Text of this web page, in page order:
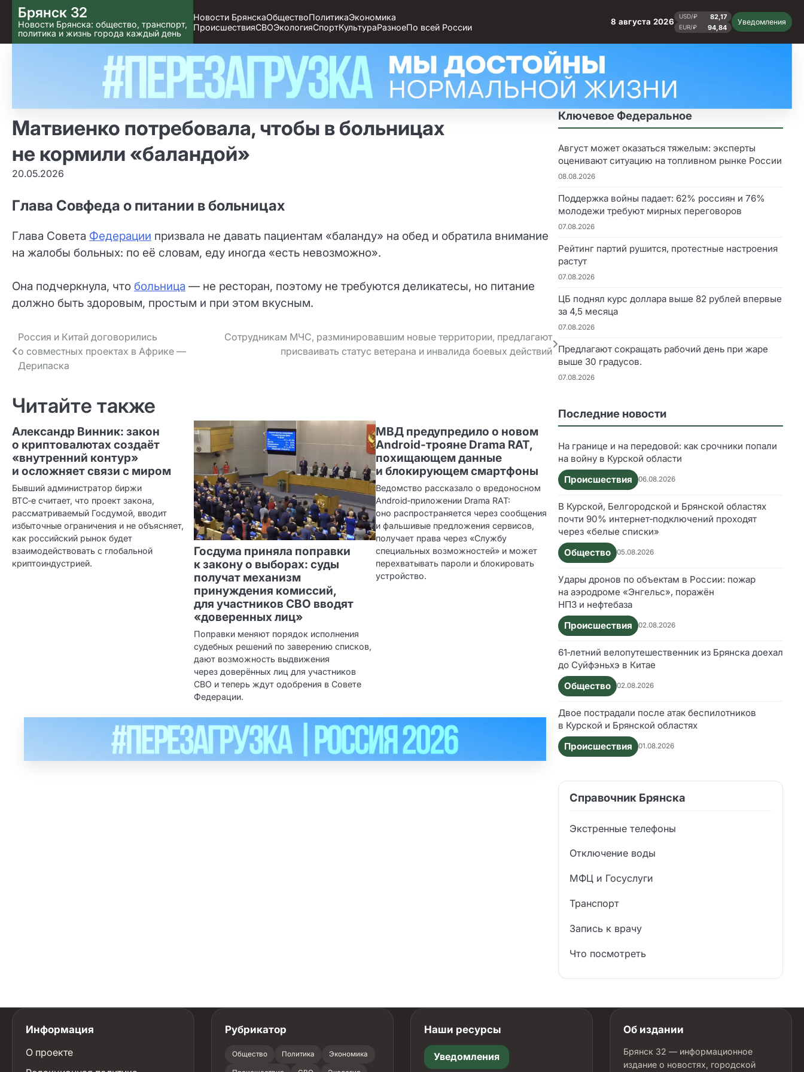
Skip
to content
Брянск 32
Новости Брянска: общество, транспорт,
политика и жизнь города каждый день
Новости БрянскаОбществоПолитикаЭкономика
ПроисшествияСВОЭкологияСпортКультураРазноеПо всей России
8 августа 2026
USD/₽ 82,17
EUR/₽ 94,84
Уведомления
Матвиенко потребовала, чтобы в больницах
не кормили «баландой»
20.05.2026
Глава Совфеда о питании в больницах
Глава Совета Федерации призвала не давать пациентам «баланду» на обед и обратила внимание
на жалобы больных: по её словам, еду иногда «есть невозможно».
Она подчеркнула, что больница — не ресторан, поэтому не требуются деликатесы, но питание
должно быть здоровым, простым и при этом вкусным.
Навигация
по записям
Россия и Китай договорились
о совместных проектах в Африке —
Дерипаска
Сотрудникам МЧС, разминировавшим новые территории, предлагают
присваивать статус ветерана и инвалида боевых действий
Читайте также
Александр Винник: закон
о криптовалютах создаёт
«внутренний контур»
и осложняет связи с миром
Бывший администратор биржи
BTC‑e считает, что проект закона,
рассматриваемый Госдумой, вводит
избыточные ограничения и не объясняет,
как российский рынок будет
взаимодействовать с глобальной
криптоиндустрией.
Госдума приняла поправки
к закону о выборах: суды
получат механизм
принуждения комиссий,
для участников СВО вводят
«доверенных лиц»
Поправки меняют порядок исполнения
судебных решений по заверению списков,
дают возможность выдвижения
через доверённых лиц для участников
СВО и теперь ждут одобрения в Совете
Федерации.
МВД предупредило о новом
Android‑трояне Drama RAT,
похищающем данные
и блокирующем смартфоны
Ведомство рассказало о вредоносном
Android‑приложении Drama RAT:
оно распространяется через сообщения
и фальшивые предложения сервисов,
получает права через «Службу
специальных возможностей» и может
перехватывать пароли и блокировать
устройство.
Ключевое Федеральное
Август может оказаться тяжелым: эксперты
оценивают ситуацию на топливном рынке России
08.08.2026
Поддержка войны падает: 62% россиян и 76%
молодежи требуют мирных переговоров
07.08.2026
Рейтинг партий рушится, протестные настроения
растут
07.08.2026
ЦБ поднял курс доллара выше 82 рублей впервые
за 4,5 месяца
07.08.2026
Предлагают сокращать рабочий день при жаре
выше 30 градусов.
07.08.2026
Последние новости
На границе и на передовой: как срочники попали
на войну в Курской области
Происшествия
06.08.2026
В Курской, Белгородской и Брянской областях
почти 90% интернет‑подключений проходят
через «белые списки»
Общество
05.08.2026
Удары дронов по объектам в России: пожар
на аэродроме «Энгельс», поражён
НПЗ и нефтебаза
Происшествия
02.08.2026
61‑летний велопутешественник из Брянска доехал
до Суйфэньхэ в Китае
Общество
02.08.2026
Двое пострадали после атак беспилотников
в Курской и Брянской областях
Происшествия
01.08.2026
Справочник Брянска
Экстренные телефоны
Отключение воды
МФЦ и Госуслуги
Транспорт
Запись к врачу
Что посмотреть
Информация
О проекте
Рубрикатор
Общество Политика Экономика
Наши ресурсы
Уведомления
Об издании
Брянск 32 — информационное
издание о новостях, городской